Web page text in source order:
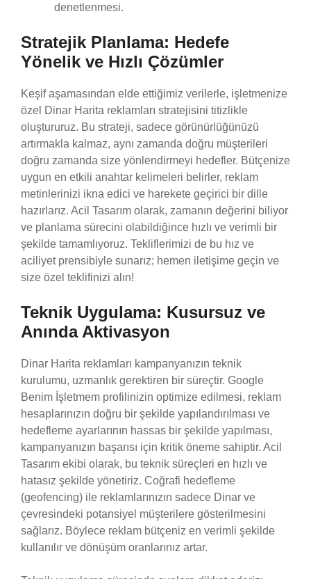
denetlenmesi.
Stratejik Planlama: Hedefe
Yönelik ve Hızlı Çözümler
Keşif aşamasından elde ettiğimiz verilerle, işletmenize
özel Dinar Harita reklamları stratejisini titizlikle
oluştururuz. Bu strateji, sadece görünürlüğünüzü
artırmakla kalmaz, aynı zamanda doğru müşterileri
doğru zamanda size yönlendirmeyi hedefler. Bütçenize
uygun en etkili anahtar kelimeleri belirler, reklam
metinlerinizi ikna edici ve harekete geçirici bir dille
hazırlarız. Acil Tasarım olarak, zamanın değerini biliyor
ve planlama sürecini olabildiğince hızlı ve verimli bir
şekilde tamamlıyoruz. Tekliflerimizi de bu hız ve
aciliyet prensibiyle sunarız; hemen iletişime geçin ve
size özel teklifinizi alın!
Teknik Uygulama: Kusursuz ve
Anında Aktivasyon
Dinar Harita reklamları kampanyanızın teknik
kurulumu, uzmanlık gerektiren bir süreçtir. Google
Benim İşletmem profilinizin optimize edilmesi, reklam
hesaplarınızın doğru bir şekilde yapılandırılması ve
hedefleme ayarlarının hassas bir şekilde yapılması,
kampanyanızın başarısı için kritik öneme sahiptir. Acil
Tasarım ekibi olarak, bu teknik süreçleri en hızlı ve
hatasız şekilde yönetiriz. Coğrafi hedefleme
(geofencing) ile reklamlarınızın sadece Dinar ve
çevresindeki potansiyel müşterilere gösterilmesini
sağlarız. Böylece reklam bütçeniz en verimli şekilde
kullanılır ve dönüşüm oranlarınız artar.